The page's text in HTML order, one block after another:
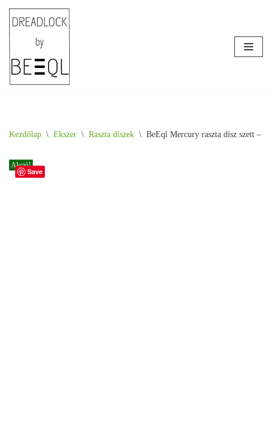
Skip
to
Kezdőlap \ Ékszer \ Raszta díszek \ BeEql Mercury raszta dísz szett – 3
Akció!
Save